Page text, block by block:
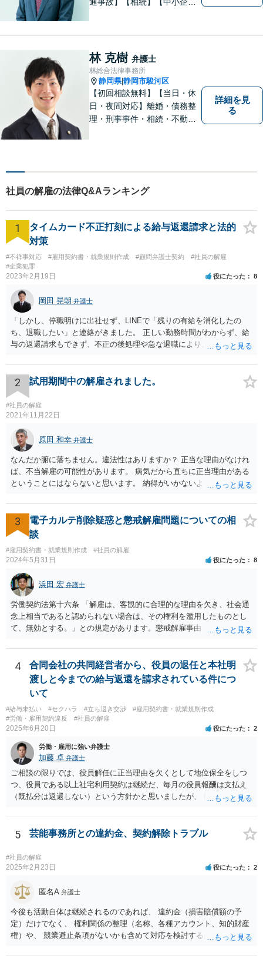
市での豊富な弁護士経験と多
数の解決実績がございます。
林 克樹 弁護士
林総合法律事務所
静岡県|静岡市駿河区
【初回相談無料】【当日・休
日・夜間対応】離婚・債務整
理・刑事事件・相続・不動産
す。法人・個人事業主の事業
自信があります。
詳細を見
る
社員の解雇の法律Q&Aランキング
1
タイムカード不正打刻による給与返還請求と法的
対策
#不祥事対応 #雇用契約書・就業規則作成 #顧問弁護士契約
#社員の解雇
#企業犯罪
2023年2月19日 役にたった 8
岡田 晃朝 弁護士
「しかし、停職明けに出社せず、LINEで「残りの有給を消化したの
ち、退職したい」と連絡がきました。 正しい勤務時間がわからず、給
与の返還請求もできず、不正の後処理や急な退職により、社や他のス
状況です。」 大変悪質ですね。打刻場所のデータと、これまでのタイ
ムカードの虚偽を確認し、突き付けて責任を問題にすることになるで
しょう。 詐欺もありうるでしょうね。 「正しい時間がわからないとい
うタイムカード不正打刻による返還請求はどのようにおこなえばよい
でしょうか？」 想定できる虚偽を前提に、相手と協議して詰めればよ
すべては不可能でしょうので。 相手の言動には早急には返事をせずに
弁護士と相談しながら、対応策を検討する方がよいでしょう。 また、
返還が難しい場合、損害賠償を請求する事はできますでしょうか？ 法
的には可能ですが、立証の問題があります。 協議でも問題にできそう
ですが、調停なども検討できるでしょう。 また、返還請求も損害賠償
上がります。 警察に相談されてもよい事案だとは思います。
2 試用期間中の解雇されました。
#社員の解雇
2021年11月22日
原田 和幸 弁護士
なんだか腑に落ちません。違法性はありますか？ 正当な理由がなけれ
ば、不当解雇の可能性があります。 病気だから直ちに正当理由がある
ということにはならないと思います。 納得がいかないようであれば、
ます。
3
電子カルテ削除疑惑と懲戒解雇問題についての相
談
#雇用契約書・就業規則作成 #社員の解雇
2024年5月31日 役にたった 8
浜田 宏 弁護士
労働契約法第十六条 「解雇は、客観的に合理的な理由を欠き、社会通
念上相当であると認められない場合は、その権利を濫用したものとし
て、無効とする。」との規定があります。懲戒解雇事由（通常就業規
けでは判断できませんが、解雇無効を争う余地はあるように思いま
す。 使用者の態度から見て交渉での解決は難しく、労働審判や訴訟
手続で争う必要があると思います。 なるべく早く、弁護士にご相談
されることをおすすめします。
4
合同会社の共同経営者から、役員の退任と本社明
渡しと今までの給与返還を請求されている件につ
いて
#給与未払い #セクハラ #立ち退き交渉
#雇用契約書・就業規則作成
#労働・雇用契約違反
#社員の解雇
2025年6月20日 役にたった 2
労働・雇用に強い弁護士
加藤 卓 弁護士
ご相談の限りでは、役員解任に正当理由を欠くとして地位保全をしつ
つ、役員である以上社宅利用契約は継続だ、毎月の役員報酬は支払え
（既払分は返還しない）という方針かと思いましたが、 既に訴訟を提
連絡を入れて具体的な相談をした方がよいと思いますよ。手元キャッ
シュのあるなしによって保全処分も必要になりそうです。 訴状の内
容、合同会社の定款とあなたの役員任期、社宅利用契約の内容（社宅
は合同会社所有か？賃貸？、使用料支払はゼロ？それとも一旦報酬と
して３０万円支給されてそこから払っている？）くらいがあれば、御
5 芸能事務所との違約金、契約解除トラブル
#社員の解雇
2025年2月23日 役にたった 2
匿名A 弁護士
今後も活動自体は継続されるのであれば、 違約金（損害賠償額の予
定）だけでなく、 権利関係の整理（名称、各種アカウント、知的財産
権）や、 競業避止条項がないかも含めて対応を検討する必要がありま
以上、 基本的には損害賠償額の予定は有効です。 相手方に債務の不履